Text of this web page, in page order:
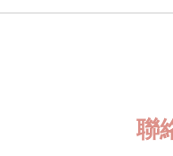
聯